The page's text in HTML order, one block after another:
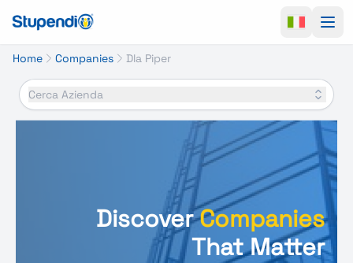
Home Companies Dla Piper
Cerca Azienda
DiscoverCompanies
That Matter